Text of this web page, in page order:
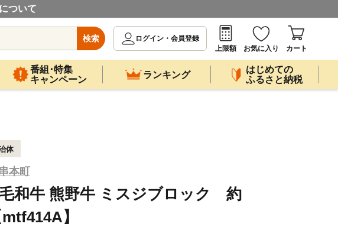
ついて
検索
ログイン・会員登録
上限額
お気に入り カート
番組･特集
キャンペーン
ランキング
はじめての
ふるさと納税
体
本町
和牛 熊野牛 ミスジブロック 約
】